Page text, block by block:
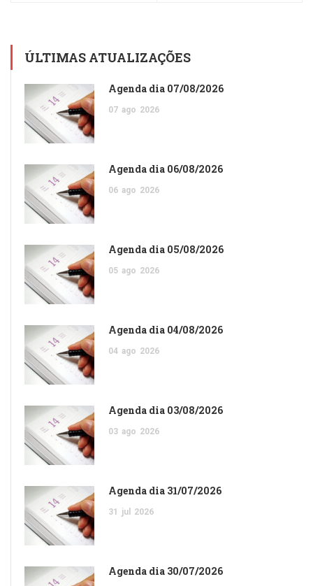
ÚLTIMAS ATUALIZAÇÕES
Agenda dia 07/08/2026
07 ago 2026
Agenda dia 06/08/2026
06 ago 2026
Agenda dia 05/08/2026
05 ago 2026
Agenda dia 04/08/2026
04 ago 2026
Agenda dia 03/08/2026
03 ago 2026
Agenda dia 31/07/2026
31 jul 2026
Agenda dia 30/07/2026